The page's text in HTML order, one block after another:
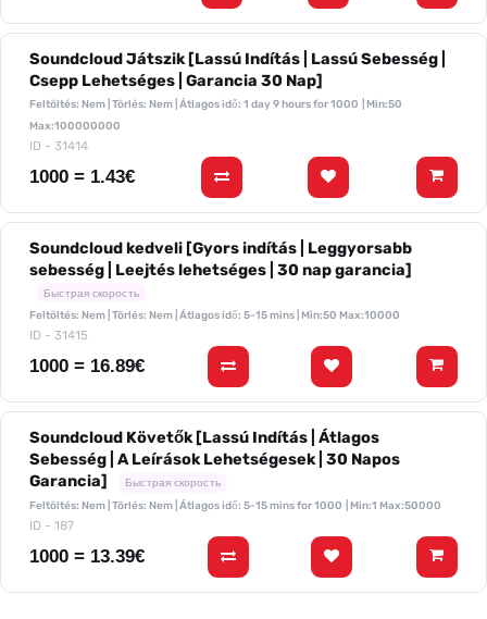
Soundcloud Játszik [Lassú Indítás | Lassú Sebesség |
Csepp Lehetséges | Garancia 30 Nap]
Feltöltés: Nem | Törlés: Nem | Átlagos idő: 1 day 9 hours for 1000
| Min:50
Max:100000000
ID - 31414
1000 = 1.43€
Soundcloud kedveli [Gyors indítás | Leggyorsabb
sebesség | Leejtés lehetséges | 30 nap garancia]
Быстрая скорость
Feltöltés: Nem | Törlés: Nem | Átlagos idő: 5-15 mins | Min:50 Max:10000
ID - 31415
1000 = 16.89€
Soundcloud Követők [Lassú Indítás | Átlagos
Sebesség | A Leírások Lehetségesek | 30 Napos
Garancia]
Быстрая скорость
Feltöltés: Nem | Törlés: Nem | Átlagos idő: 5-15 mins for 1000 | Min:1 Max:50000
ID - 187
1000 = 13.39€